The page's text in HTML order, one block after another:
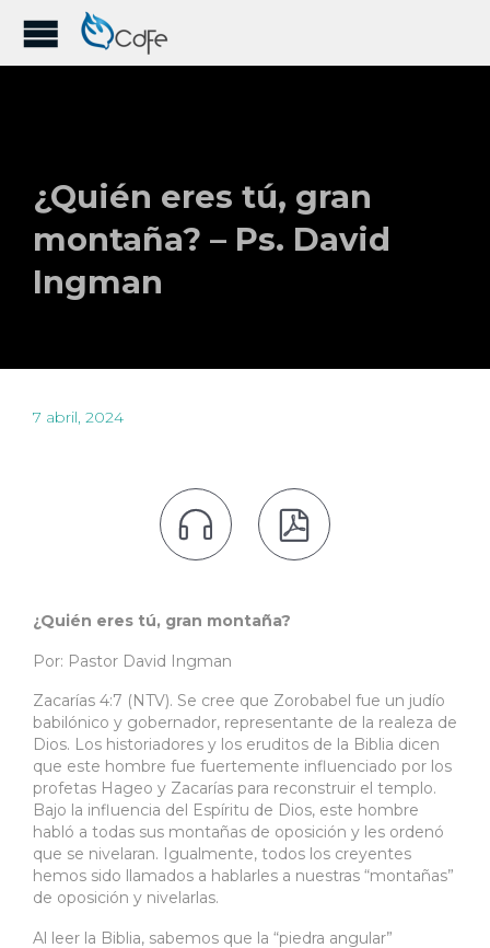
¿Quién eres tú, gran
montaña? – Ps. David
Ingman
7 abril, 2024
 
¿Quién eres tú, gran montaña?
Por: Pastor David Ingman
Zacarías 4:7 (NTV). Se cree que Zorobabel fue un judío
babilónico y gobernador, representante de la realeza de
Dios. Los historiadores y los eruditos de la Biblia dicen
que este hombre fue fuertemente influenciado por los
profetas Hageo y Zacarías para reconstruir el templo.
Bajo la influencia del Espíritu de Dios, este hombre
habló a todas sus montañas de oposición y les ordenó
que se nivelaran. Igualmente, todos los creyentes
hemos sido llamados a hablarles a nuestras “montañas”
de oposición y nivelarlas.
Al leer la Biblia, sabemos que la “piedra angular”